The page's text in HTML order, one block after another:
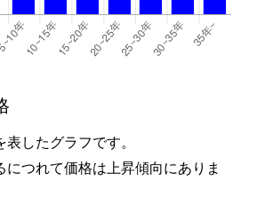
810万円
黒松(宮城)
1,100万円
黒松(宮城)
1,300万円
五橋
4,000万円
北四番丁
したグラフです。
つれて価格は上昇傾向にありま